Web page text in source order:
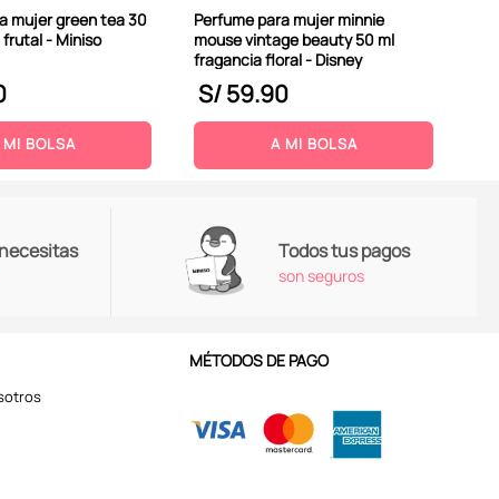
mujer green tea 30
- Miniso
MI BOLSA
Perfume para mujer minnie
mouse vintage beauty 50 ml
fragancia floral - Disney
S/59.90
A MI BOLSA
Todos tus pagos
son seguros
MÉTODOS DE PAGO